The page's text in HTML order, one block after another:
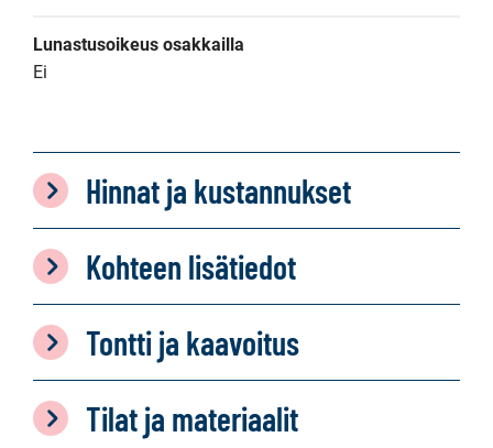
Lunastusoikeus osakkailla
Ei
Hinnat ja kustannukset
Kohteen lisätiedot
Tontti ja kaavoitus
Tilat ja materiaalit